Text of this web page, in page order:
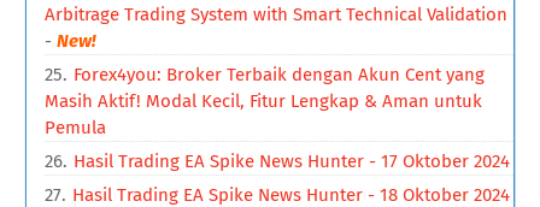
Arbitrage Trading System with Smart Technical Validation
-New!
Forex4you: Broker Terbaik dengan Akun Cent yang
Masih Aktif! Modal Kecil, Fitur Lengkap & Aman untuk
Pemula
Hasil Trading EA Spike News Hunter - 17 Oktober 2024
Hasil Trading EA Spike News Hunter - 18 Oktober 2024